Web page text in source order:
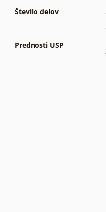
Število delov
Prednosti USP